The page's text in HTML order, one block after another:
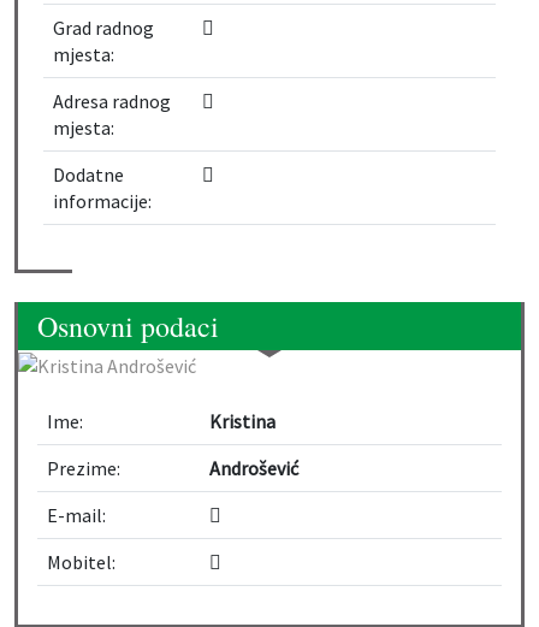
Grad radnog
mjesta:
Adresa radnog
mjesta:
Dodatne
informacije:
Osnovni podaci
Ime:
Kristina
Prezime:
Androšević
E-mail:
Mobitel: